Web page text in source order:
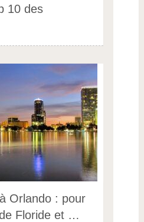
10 des
Orlando : pour
Floride et …